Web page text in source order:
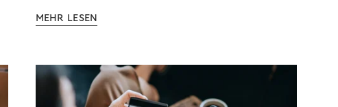
Wettbewerbsvorteil. In einem Umfeld steigender
(DSGVO) – geraten viele Unternehmen an die
Grenzen traditioneller Compliance-Mechanismen.
MEHR LESEN